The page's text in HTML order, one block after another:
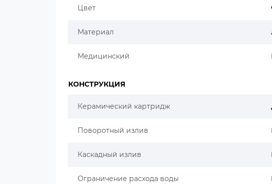
Цвет
Материал
Медицинский
КОНСТРУКЦИЯ
Керамический картридж
Поворотный излив
Каскадный излив
Ограничение расхода воды